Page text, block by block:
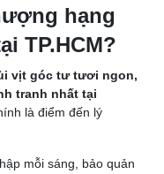
hạng
TP.HCM?
vịt góc tư tươi ngon,
tranh nhất tại
là điểm đến lý
mỗi sáng, bảo quản